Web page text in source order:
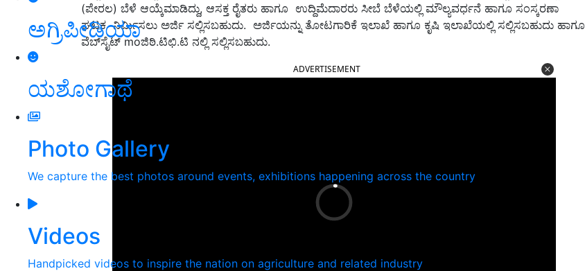
ಅಗ್ರಿಪೀಡಿಯಾ
ಯಶೋಗಾಥೆ
Photo Gallery
We capture the best photos around events, exhibitions happening across the country
Videos
Handpicked videos to inspire the nation on agriculture and related industry
(ಪೇರಲ) ಬೆಳೆ ಆಯ್ಕೆಮಾಡಿದ್ದು, ಆಸಕ್ತ ರೈತರು ಹಾಗೂ ಉದ್ದಿಮೆದಾರರು ಸೀಬೆ ಬೆಳೆಯಲ್ಲಿ ಮೌಲ್ಯವರ್ಧನೆ ಹಾಗೂ ಸಂಸ್ಕರಣಾ
ಘಟಕ ನಿರ್ಮಿಸಲು ಅರ್ಜಿ ಸಲ್ಲಿಸಬಹುದು. ಅರ್ಜಿಯನ್ನು ತೋಟಗಾರಿಕೆ ಇಲಾಖೆ ಹಾಗೂ ಕೃಷಿ ಇಲಾಖೆಯಲ್ಲಿ ಸಲ್ಲಿಸಬಹುದು ಹಾಗೂ
ವೆಬ್‍ಸೈಟ್ moಜಿಠಿ.ಟಿಛಿ.ಟಿ ನಲ್ಲಿ ಸಲ್ಲಿಸಬಹುದು.
ADVERTISEMENT